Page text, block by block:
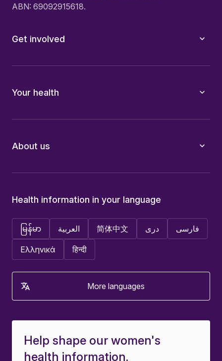
ABN: 69092915618.
Get involved
Your health
About us
Help shape our women's
health information.
Health information in your language
မြန်မာ العربية 简体中文 دری فارسی
Ελληνικά हिन्दी
More languages